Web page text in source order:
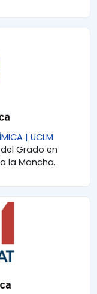
| UCLM
| UCLM
Grado en
la Mancha.
| UJI